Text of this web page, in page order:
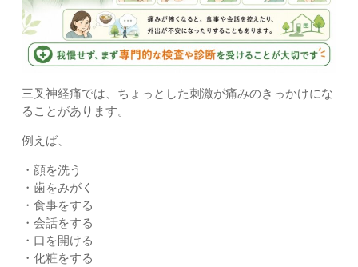
三叉神経痛では、ちょっとした刺激が痛みのきっかけにな
ることがあります。
例えば、
・顔を洗う
・歯をみがく
・食事をする
・会話をする
・口を開ける
・化粧をする